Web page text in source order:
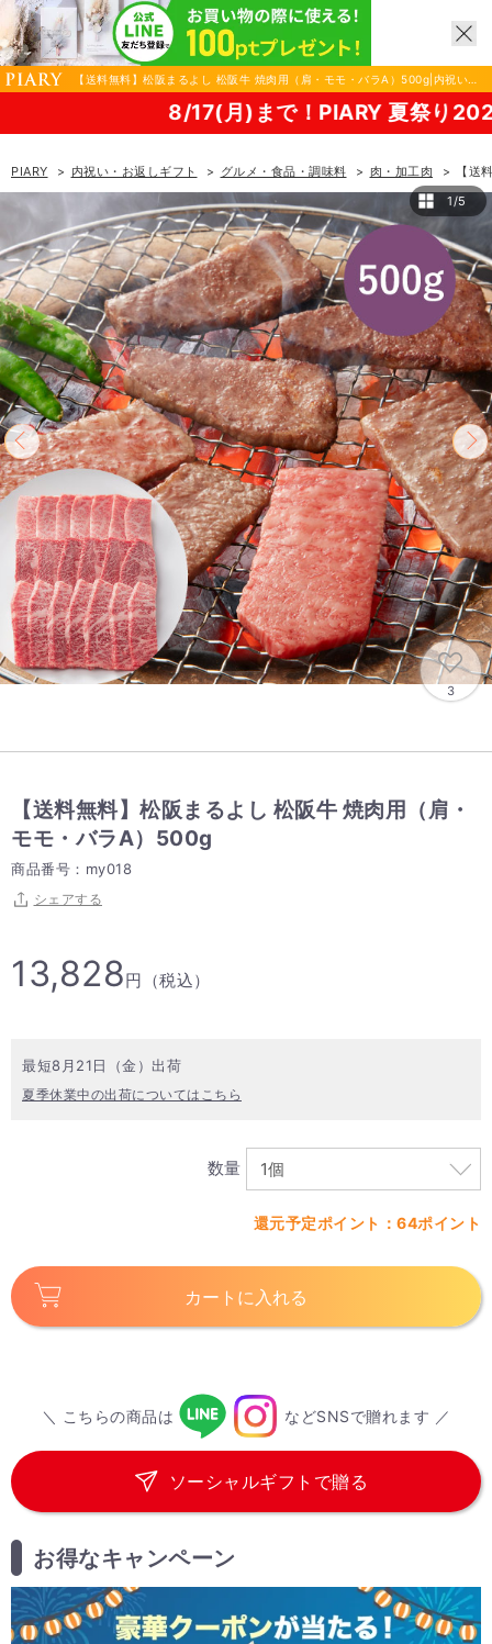
【送料無料】松阪まるよし 松阪牛 焼肉用（肩・モモ・バラA）500g|内祝い・
お返しギフトならPIARY（ピアリー）
8/17(月)まで！PIARY 夏祭り2026！
PIARY 内祝い・お返しギフト グルメ・食品・調味料 肉・加工肉
【送
1/5
3
【送料無料】松阪まるよし 松阪牛 焼肉用（肩・
モモ・バラA）500g
商品番号：my018
シェアする
13,828円（税込）
最短8月21日（金）出荷
夏季休業中の出荷についてはこちら
数量
還元予定ポイント：64ポイント
カートに入れる
＼ こちらの商品は などSNSで贈れます ／
ソーシャルギフトで贈る
お得なキャンペーン